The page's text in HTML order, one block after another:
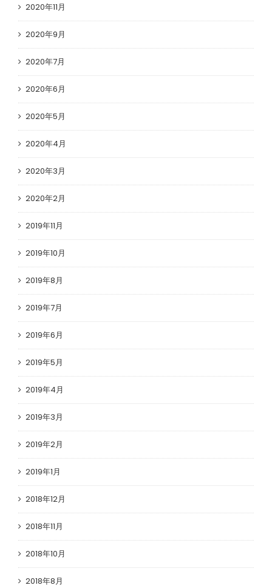
2020年11月
2020年9月
2020年7月
2020年6月
2020年5月
2020年4月
2020年3月
2020年2月
2019年11月
2019年10月
2019年8月
2019年7月
2019年6月
2019年5月
2019年4月
2019年3月
2019年2月
2019年1月
2018年12月
2018年11月
2018年10月
2018年8月